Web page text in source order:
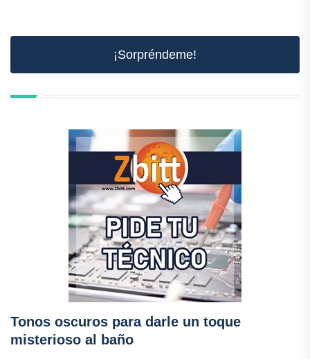
¡Sorpréndeme!
Tonos oscuros para darle un toque
misterioso al baño